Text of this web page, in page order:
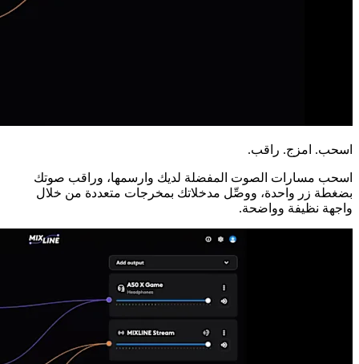
اسحب. امزج. راقب.
اسحب مسارات الصوت المفضلة لديك وارسمها، وراقب صوتك
بضغطة زر واحدة، ووصِّل مدخلاتك بمخرجات متعددة من خلال
واجهة نظيفة وواضحة.